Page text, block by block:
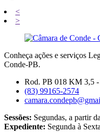
<
>
Conheça ações e serviços
Conde-PB.
Rod. PB 018 KM 3,5
(83) 99165-2574
Sessões: Segundas, a partir
Expediente: Segunda à